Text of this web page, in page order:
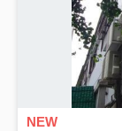
NEW